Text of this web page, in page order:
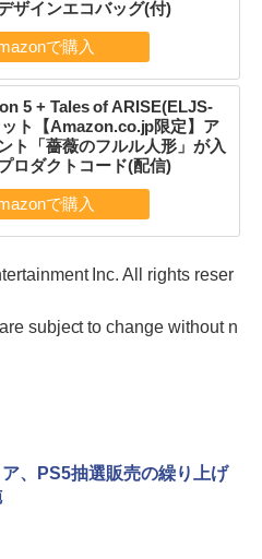
ザインエコバッグ(付)
5 + Tales of ARISE(ELJS-
ト【Amazon.co.jp限定】ア
ト「薔薇のフルル人形」が入
ロダクトコード(配信)
Inc. All rights reser
subject to change without n
、PS5抽選販売の繰り上げ